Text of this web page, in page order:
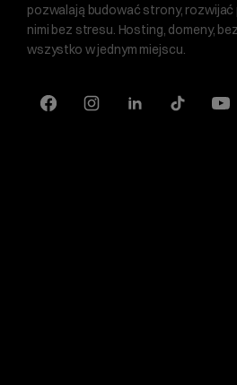
pozwalają budować strony,
nimi bez stresu. Hosting, domeny,
wszystko w jednym miejscu.